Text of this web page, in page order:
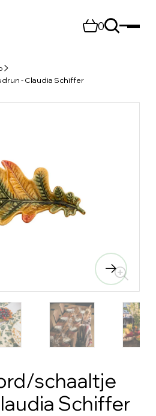
0
- Claudia Schiffer
schaaltje
Schiffer